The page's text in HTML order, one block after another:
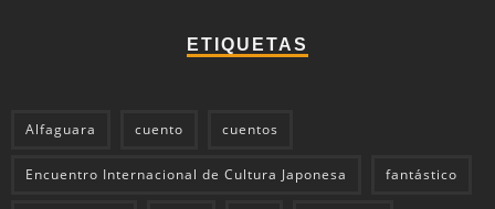
ETIQUETAS
Alfaguara cuento cuentos
Encuentro Internacional de Cultura Japonesa fantástico